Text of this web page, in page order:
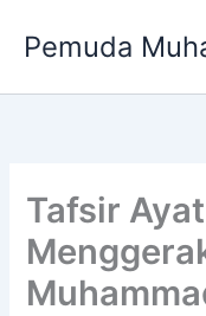
Pemuda
Tafsir